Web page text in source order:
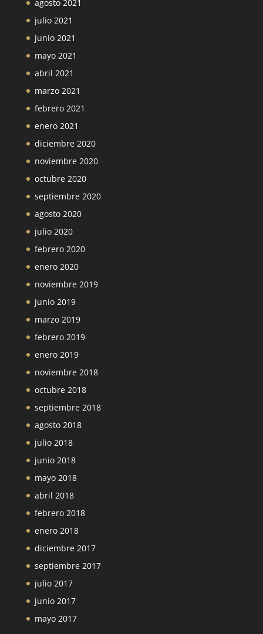
agosto 2021
julio 2021
junio 2021
mayo 2021
abril 2021
marzo 2021
febrero 2021
enero 2021
diciembre 2020
noviembre 2020
octubre 2020
septiembre 2020
agosto 2020
julio 2020
febrero 2020
enero 2020
noviembre 2019
junio 2019
marzo 2019
febrero 2019
enero 2019
noviembre 2018
octubre 2018
septiembre 2018
agosto 2018
julio 2018
junio 2018
mayo 2018
abril 2018
febrero 2018
enero 2018
diciembre 2017
septiembre 2017
julio 2017
junio 2017
mayo 2017